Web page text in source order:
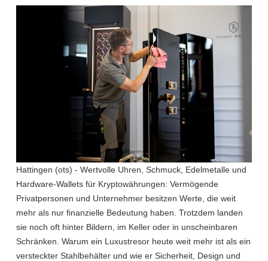
Hattingen (ots) - Wertvolle Uhren, Schmuck, Edelmetalle und
Hardware-Wallets für Kryptowährungen: Vermögende
Privatpersonen und Unternehmer besitzen Werte, die weit
mehr als nur finanzielle Bedeutung haben. Trotzdem landen
sie noch oft hinter Bildern, im Keller oder in unscheinbaren
Schränken. Warum ein Luxustresor heute weit mehr ist als ein
versteckter Stahlbehälter und wie er Sicherheit, Design und